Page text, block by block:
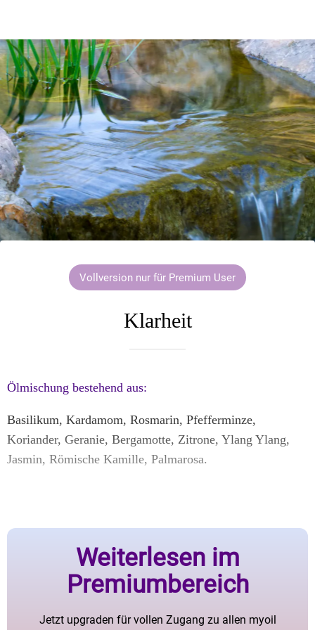
Vollversion nur für Premium User
Klarheit
Ölmischung bestehend aus:
Basilikum, Kardamom, Rosmarin, Pfefferminze,
Koriander, Geranie, Bergamotte, Zitrone, Ylang Ylang,
Jasmin, Römische Kamille, Palmarosa.
Weiterlesen im
Premiumbereich
Jetzt upgraden für vollen Zugang zu allen myoil